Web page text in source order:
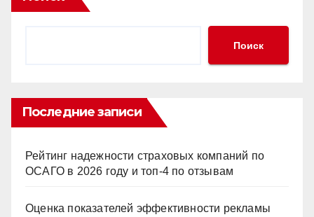
A
ть
Поиск
Последние записи
Рейтинг надежности страховых компаний по
ОСАГО в 2026 году и топ-4 по отзывам
Оценка показателей эффективности рекламы